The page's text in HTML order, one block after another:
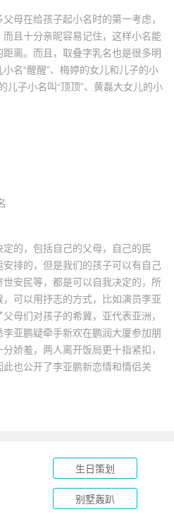
母在给孩子起小名时的第一考虑，
且十分亲昵容易记住，这样小名能
离。而且，取叠字乳名也是很多明
名“醒醒”、梅婷的女儿和儿子的小
儿子小名叫“顶顶”、黄磊大女儿的小
的，包括自己的父母，自己的民
排的，但是我们的孩子可以有自己
安民等，都是可以自我决定的，所
可以用抒志的方式，比如演员李亚
母们对孩子的希冀，亚代表亚洲，
亚鹏疑牵手新欢在鹏润大厦参加朋
娇羞，两人离开饭局更十指紧扣，
也公开了李亚鹏新恋情和情侣关
生日策划
别墅轰趴